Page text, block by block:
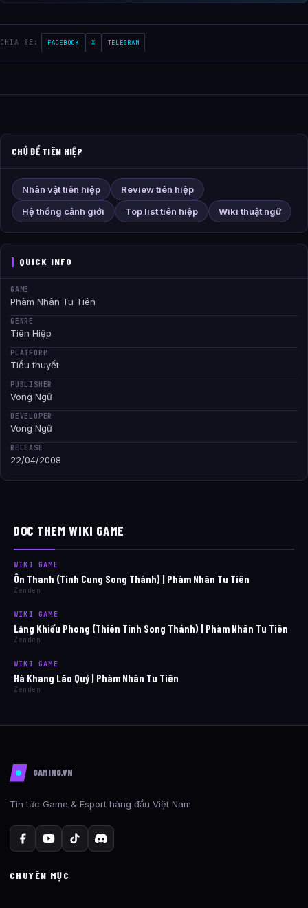
CHIA SE: FACEBOOK X TELEGRAM
CHỦ ĐỀ TIÊN HIỆP
Nhân vật tiên hiệp
Review tiên hiệp
Hệ thống cảnh giới
Top list tiên hiệp Wiki thuật ngữ
QUICK INFO
GAME
Phàm Nhân Tu Tiên
GENRE
Tiên Hiệp
PLATFORM
Tiểu thuyết
PUBLISHER
Vong Ngữ
DEVELOPER
Vong Ngữ
RELEASE
22/04/2008
DOC THEM WIKI GAME
WIKI GAME
Ôn Thanh (Tinh Cung Song Thánh) | Phàm Nhân Tu Tiên
Zenden
WIKI GAME
Lăng Khiếu Phong (Thiên Tinh Song Thánh) | Phàm Nhân Tu Tiên
Zenden
WIKI GAME
Hà Khang Lão Quỷ | Phàm Nhân Tu Tiên
Zenden
GAMING.VN
Tin tức Game & Esport hàng đầu Việt Nam
CHUYÊN MỤC